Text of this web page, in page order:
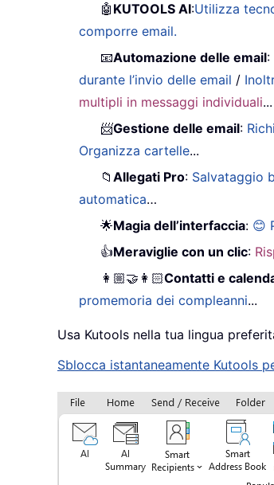
🤖 KUTOOLS AI:Utilizza
comporre email.
📧Automazione delle email:
durante l’invio delle email /
multipli in messaggi individuali...
📨Gestione delle email:
Organizza cartelle...
📁Allegati Pro: Salvataggio
automatica…
🌟Magia dell’interfaccia: 😊
👍Meraviglie con un clic:
👩🏼‍🤝‍👩🏻Contatti e
promemoria dei compleanni...
Usa Kutools nella tua lingua
Sblocca istantaneamente Kutools